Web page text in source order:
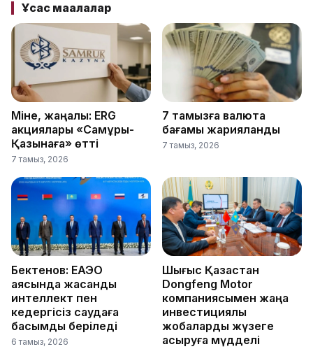
Ұқсас мақалалар
Міне, жаңалық: ERG
акциялары «Самұрық-
Қазынаға» өтті
7 тамыз, 2026
7 тамызға валюта
бағамы жарияланды
7 тамыз, 2026
Бектенов: ЕАЭО
аясында жасанды
интеллект пен
кедергісіз саудаға
басымдық беріледі
6 тамыз, 2026
Шығыс Қазақстан
Dongfeng Motor
компаниясымен жаңа
инвестициялық
жобаларды жүзеге
асыруға мүдделі